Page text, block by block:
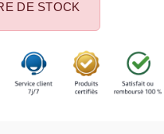
pour sculpter vos muscles tout
vitalité et votre santé au
DE STOCK